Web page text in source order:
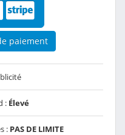
paiement
: Élevé
: PAS DE LIMITE